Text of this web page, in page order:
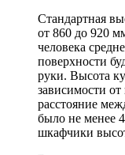
Стандартная
от 860 до 920
человека
поверхности
руки. Высота
зависимости
расстояние
было не менее
шкафчики